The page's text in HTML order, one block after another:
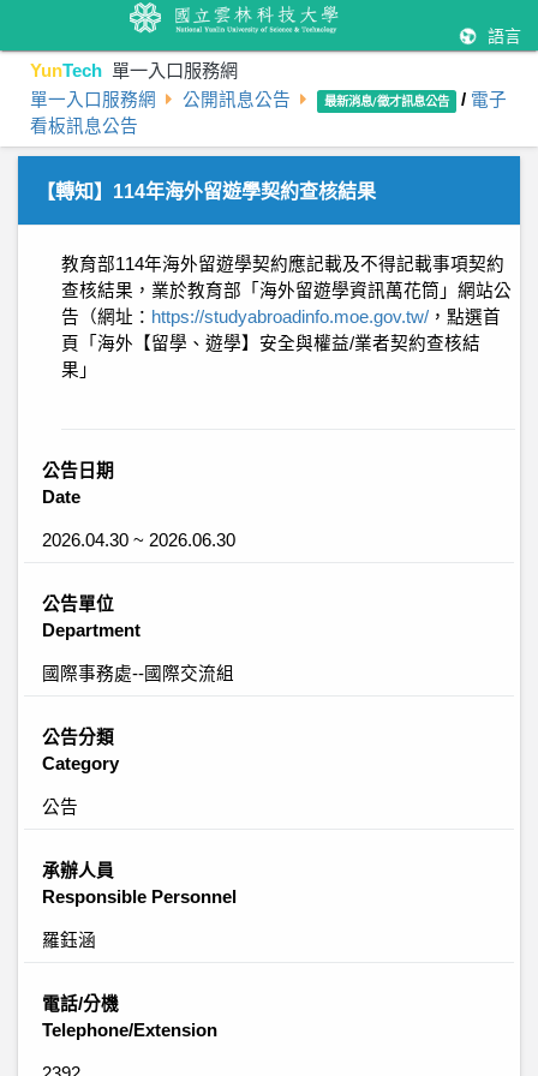
語言
YunTech 單一入口服務網
單一入口服務網 公開訊息公告 最新消息/徵才訊息公告 / 電子
看板訊息公告
【轉知】114年海外留遊學契約查核結果
教育部114年海外留遊學契約應記載及不得記載事項契約
查核結果，業於教育部「海外留遊學資訊萬花筒」網站公
告（網址： https://studyabroadinfo.moe.gov.tw/ ，點選首
頁「海外【留學、遊學】安全與權益/業者契約查核結
果」
公告日期
Date
2026.04.30 ~ 2026.06.30
公告單位
Department
國際事務處--國際交流組
公告分類
Category
公告
承辦人員
Responsible Personnel
羅鈺涵
電話/分機
Telephone/Extension